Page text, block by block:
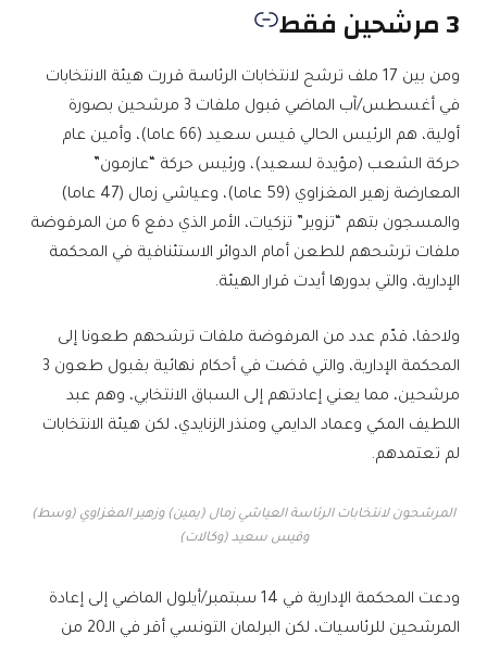
3 مرشحين فقط
ومن بين 17 ملف ترشح لانتخابات الرئاسة قررت هيئة الانتخابات
في أغسطس/آب الماضي قبول ملفات 3 مرشحين بصورة
أولية، هم الرئيس الحالي قيس سعيد (66 عاما)، وأمين عام
حركة الشعب (مؤيدة لسعيد)، ورئيس حركة “عازمون”
المعارضة زهير المغزاوي (59 عاما)، وعياشي زمال (47 عاما)
والمسجون بتهم “تزوير” تزكيات، الأمر الذي دفع 6 من المرفوضة
ملفات ترشحهم للطعن أمام الدوائر الاستئنافية في المحكمة
الإدارية، والتي بدورها أيدت قرار الهيئة.
ولاحقا، قدّم عدد من المرفوضة ملفات ترشحهم طعونا إلى
المحكمة الإدارية، والتي قضت في أحكام نهائية بقبول طعون 3
مرشحين، مما يعني إعادتهم إلى السباق الانتخابي، وهم عبد
اللطيف المكي وعماد الدايمي ومنذر الزنايدي، لكن هيئة الانتخابات
لم تعتمدهم.
المرشحون لانتخابات الرئاسة العياشي زمال (يمين) وزهير المغزاوي (وسط)
وقيس سعيد (وكالات)
ودعت المحكمة الإدارية في 14 سبتمبر/أيلول الماضي إلى إعادة
المرشحين للرئاسيات، لكن البرلمان التونسي أقر في الـ20 من